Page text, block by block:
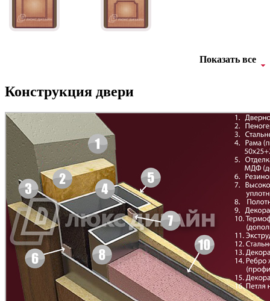
Д-11 СС Д-15 60
C44
C45
C48
Показать все
Конструкция двери